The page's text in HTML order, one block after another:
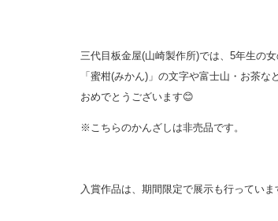
三代目板金屋(山崎製作所)では、5年生の
「蜜柑(みかん)」の文字や富士山・お茶な
おめでとうございます😊
※こちらのかんざしは非売品です。
入賞作品は、期間限定で展示も行っていま